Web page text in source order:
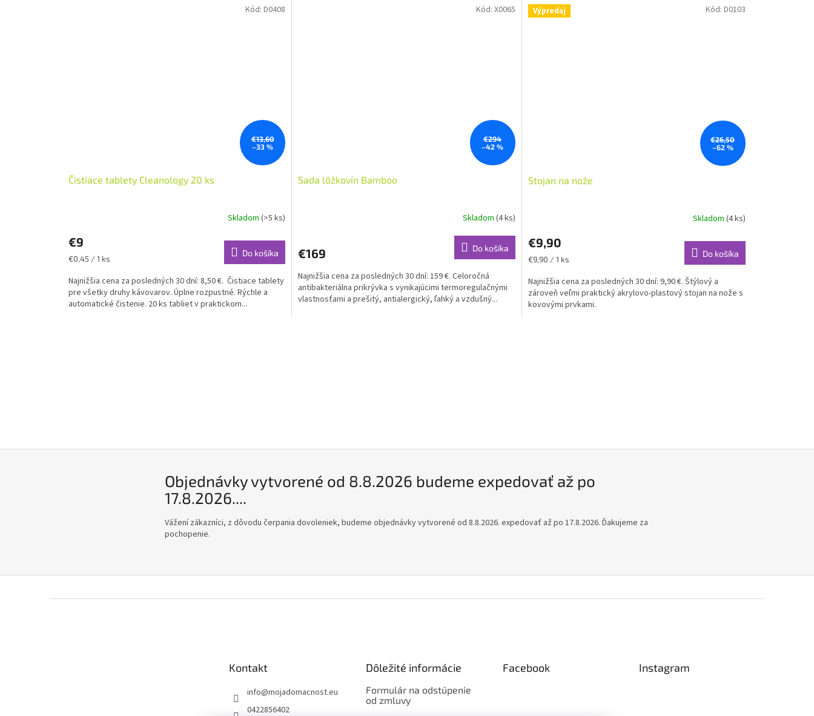
€13,60
–33 %
Čistiace tablety Cleanology 20 ks
Skladom(>5 ks)
€9
Jednotková
€0,45 / 1 ks
Do košíka
Najnižšia cena za posledných 30 dní: 8,50 €. Čistiace tablety
pre všetky druhy kávovarov. Úplne rozpustné. Rýchle a
automatické čistenie. 20 ks tabliet v praktickom...
Kód:D0408
€294
–42 %
Sada lôžkovín Bamboo
Skladom (4 ks)
€169 Do košíka
Najnižšia cena za posledných 30 dní: 159 €. Celoročná
antibakteriálna prikrývka s vynikajúcimi termoregulačnými
vlastnosťami a prešitý, antialergický, ľahký a vzdušný...
Kód: X0065 Výpredaj
€26,50
–62 %
Stojan na nože
Skladom (4 ks)
€9,90
Jednotková
€9,90 / 1 ks
Do košíka
Najnižšia cena za posledných 30 dní: 9,90 €. Štýlový a
zároveň veľmi praktický akrylovo-plastový stojan na nože s
kovovými prvkami.
Kód: D0103
Objednávky vytvorené od 8.8.2026 budeme expedovať až po
17.8.2026....
Vážení zákazníci, z dôvodu čerpania dovoleniek, budeme objednávky vytvorené od 8.8.2026. expedovať až po 17.8.2026. Ďakujeme za
pochopenie.
Kontakt
info@mojadomacnost.eu
0422856402
Dôležité informácie
Formulár na odstúpenie
od zmluvy
Facebook Instagram